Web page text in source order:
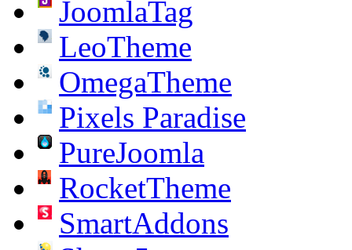
JoomlaTag
LeoTheme
OmegaTheme
Pixels Paradise
PureJoomla
RocketTheme
SmartAddons